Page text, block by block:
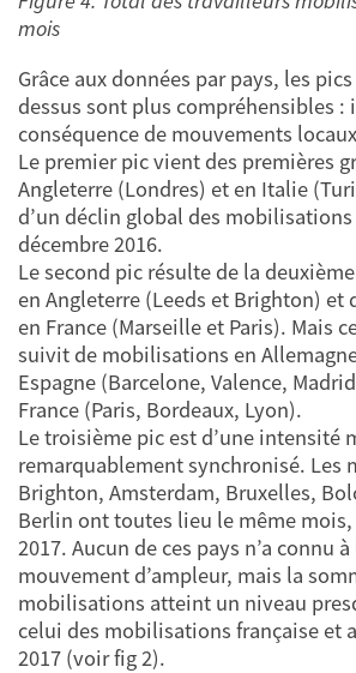
mois
Grâce aux données par pays, les
dessus sont plus compréhensibles :
conséquence de mouvements
Le premier pic vient des premières
Angleterre (Londres) et en Italie
d’un déclin global des
décembre 2016.
Le second pic résulte de la
en Angleterre (Leeds et Brighton)
en France (Marseille et Paris). Mais
suivit de mobilisations en
Espagne (Barcelone, Valence,
France (Paris, Bordeaux, Lyon).
Le troisième pic est d’une intensité
remarquablement synchronisé. Les
Brighton, Amsterdam, Bruxelles,
Berlin ont toutes lieu le même
2017. Aucun de ces pays n’a connu
mouvement d’ampleur, mais la
mobilisations atteint un niveau
celui des mobilisations française et
2017 (voir fig 2).